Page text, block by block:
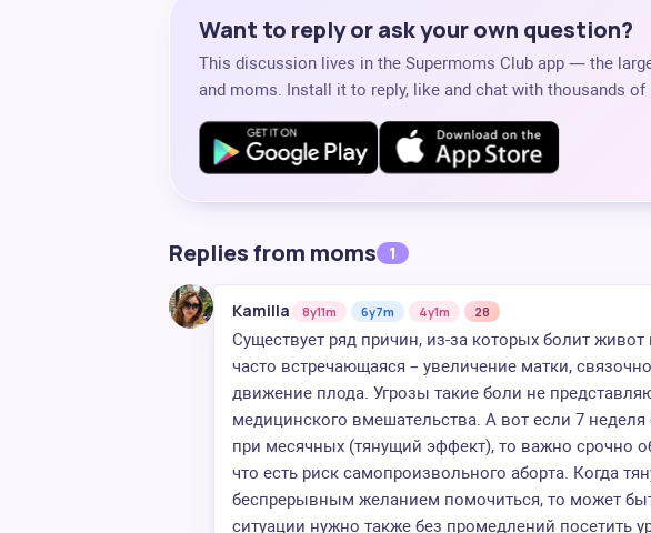
Want to reply or ask your own question?
This discussion lives in the Supermoms Club app — the
and moms. Install it to reply, like and chat with thousands of
Replies from moms 1
Kamilla 8y11m 6y7m 4y1m 28
Существует ряд причин, из-за которых болит
часто встречающаяся – увеличение матки,
движение плода. Угрозы такие боли не
медицинского вмешательства. А вот если 7
при месячных (тянущий эффект), то важно срочно
что есть риск самопроизвольного аборта. Когда
беспрерывным желанием помочиться, то может
ситуации нужно также без промедлений посетить